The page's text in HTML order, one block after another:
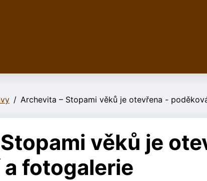
Archevita – Stopami věků je otevřena -
věků je
fotogalerie